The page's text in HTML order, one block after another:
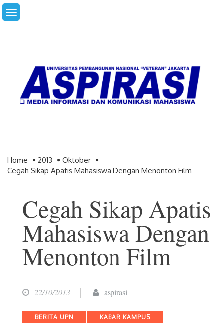
Skip
to
Home 2013
Oktober
Cegah Sikap Apatis Mahasiswa Dengan Menonton Film
Cegah Sikap Apatis
Mahasiswa Dengan
Menonton Film
22/10/2013 aspirasi
Categories
BERITA UPN KABAR KAMPUS